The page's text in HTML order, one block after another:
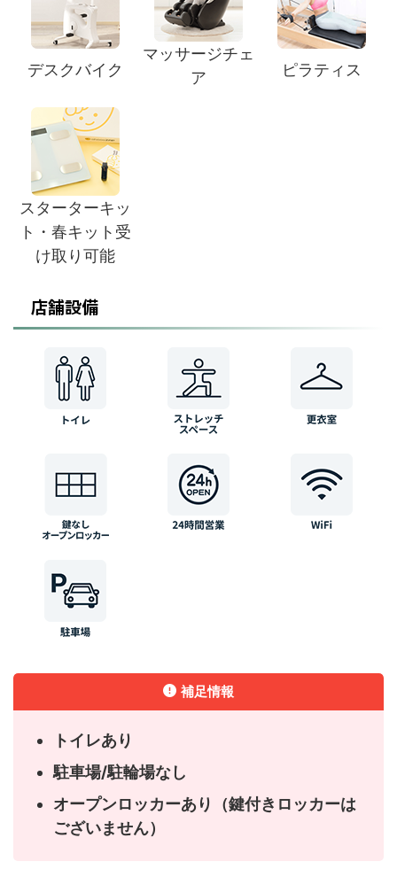
デスクバイク
マッサージチェ
ア
ピラティス
スターターキッ
ト・春キット受
け取り可能
店舗設備
補足情報
トイレあり
駐車場/駐輪場なし
オープンロッカーあり（鍵付きロッカーは
ございません）